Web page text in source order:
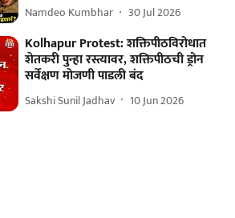
Namdeo Kumbhar 30 Jul 2026
Kolhapur Protest: शक्तिपीठविरोधात
शेतकरी पुन्हा रस्त्यावर, शक्तिपीठची ड्रोन
सर्वेक्षण मोजणी पाडली बंद
Sakshi Sunil Jadhav 10 Jun 2026